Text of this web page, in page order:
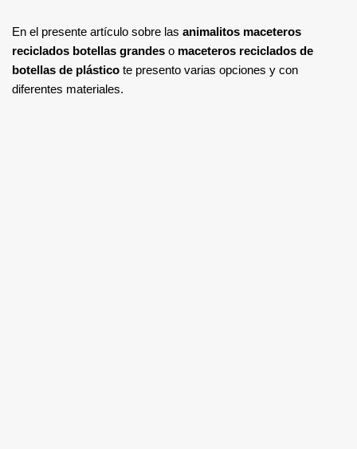
En el presente artículo sobre las animalitos maceteros
reciclados botellas grandes o maceteros reciclados de
botellas de plástico te presento varias opciones y con
diferentes materiales.